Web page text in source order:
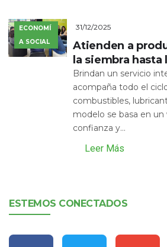
ECONOMÍ
A SOCIAL
31/12/2025
Atienden a
la siembra hasta
Brindan un servicio
acompaña todo el
combustibles,
modelo se basa en un
confianza y...
Leer Más
ESTEMOS CONECTADOS